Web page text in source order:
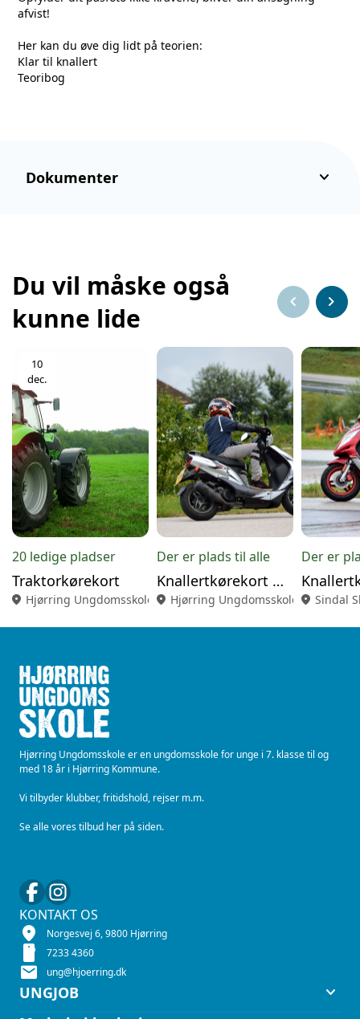
afvist!
Her kan du øve dig lidt på teorien:
Klar til knallert
Teoribog
Dokumenter keyboard_arrow_down
Du vil måske også
kunne lide
chevron_left chevron_right
10
dec.
20 ledige pladser
Traktorkørekort
location_on Hjørring Ungdomsskole
Der er plads til alle
Knallertkørekort Hjørring 26-27 (KØ)
location_on Hjørring Ungdomsskole
Der er
location_on Sindal
Hjørring Ungdomsskole er en ungdomsskole for unge i 7. klasse til og
med 18 år i Hjørring Kommune.
Vi tilbyder klubber, fritidshold, rejser m.m.
Se alle vores tilbud her på siden.
KONTAKT OS
location_on Norgesvej 6, 9800 Hjørring
smartphone 7233 4360
mail ung@hjoerring.dk
UNGJOB keyboard_arrow_down